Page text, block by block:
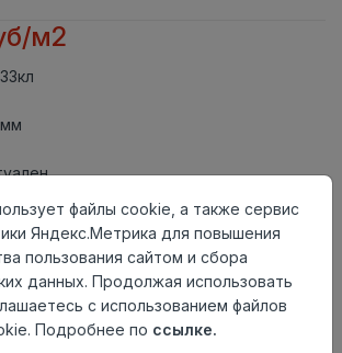
м2
градусов
метод
файлы cookie, а также сервис
Яндекс.Метрика для повышения
пользования сайтом и сбора
данных. Продолжая использовать
с использованием файлов
Подробнее по ссылке.